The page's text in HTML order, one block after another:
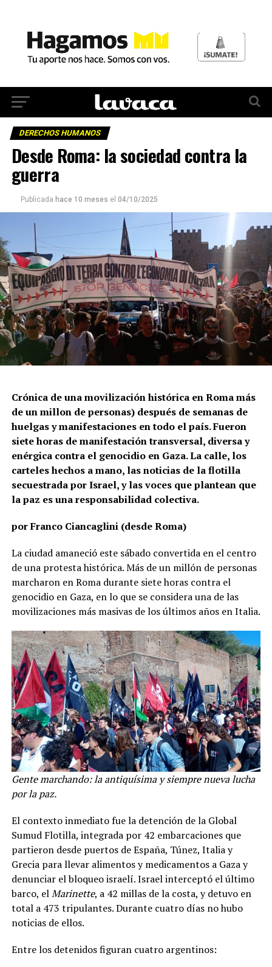
DERECHOS HUMANOS
Desde Roma: la sociedad contra la
guerra
Publicada hace 10 meses el 04/10/2025
Crónica de una movilización histórica en Roma más
de un millon de personas) después de semanas de
huelgas y manifestaciones en todo el país. Fueron
siete horas de manifestación transversal, diversa y
enérgica contra el genocidio en Gaza. La calle, los
carteles hechos a mano, las noticias de la flotilla
secuestrada por Israel, y las voces que plantean que
la paz es una responsabilidad colectiva.
por Franco Ciancaglini (desde Roma)
La ciudad amaneció este sábado convertida en el centro
de una protesta histórica. Más de un millón de personas
marcharon en Roma durante siete horas contra el
genocidio en Gaza, en lo que se considera una de las
movilizaciones más masivas de los últimos años en Italia.
Gente marchando: la antiquísima y siempre nueva lucha
por la paz.
El contexto inmediato fue la detención de la Global
Sumud Flotilla, integrada por 42 embarcaciones que
partieron desde puertos de España, Túnez, Italia y
Grecia para llevar alimentos y medicamentos a Gaza y
denunciar el bloqueo israelí. Israel interceptó el último
barco, elMarinette, a 42 millas de la costa, y detuvo en
total a 473 tripulantes. Durante cuatro días no hubo
noticias de ellos.
Entre los detenidos figuran cuatro argentinos: